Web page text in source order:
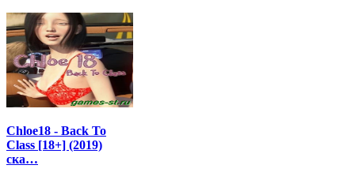
Chloe18 - Back To
Class [18+] (2019)
ска…